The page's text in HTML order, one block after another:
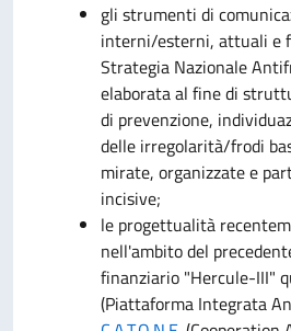
gli strumenti di
interni/esterni, attuali e
Strategia Nazionale
elaborata al fine di
di prevenzione,
delle irregolarità/frodi
mirate, organizzate e
incisive;
le progettualità
nell'ambito del
finanziario "Hercule-III"
(Piattaforma Integrata